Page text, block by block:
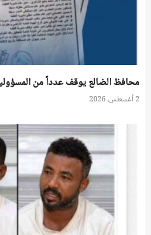
محافظ الضالع يوقف عدداً من
2 أغسطس، 2026